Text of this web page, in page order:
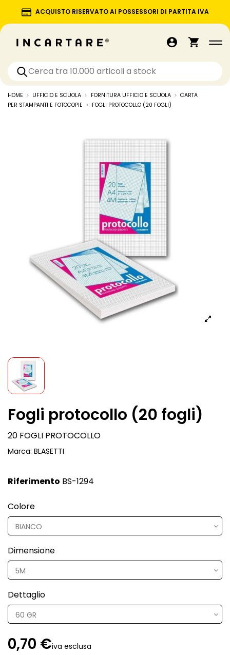
ACQUISTO RISERVATO AI POSSESSORI DI PARTITA IVA
HOME UFFICIO E SCUOLA FORNITURA UFFICIO E SCUOLA
CARTA
PER STAMPANTI E FOTOCOPIE
FOGLI PROTOCOLLO (20 FOGLI)
Fogli protocollo (20 fogli)
20 FOGLI PROTOCOLLO
Marca: BLASETTI
Riferimento BS-1294
Colore
Dimensione
Dettaglio
0,70 €iva esclusa